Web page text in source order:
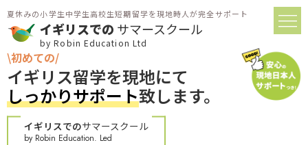
夏休みの小学生中学生高校生短期留学を現地時人が完全サポート
イギリスでの サマースクール
by Robin Education Ltd
\初めての/
イギリス留学を現地にて
しっかりサポート致します。
イギリスでのサマースクール
by Robin Education. Led